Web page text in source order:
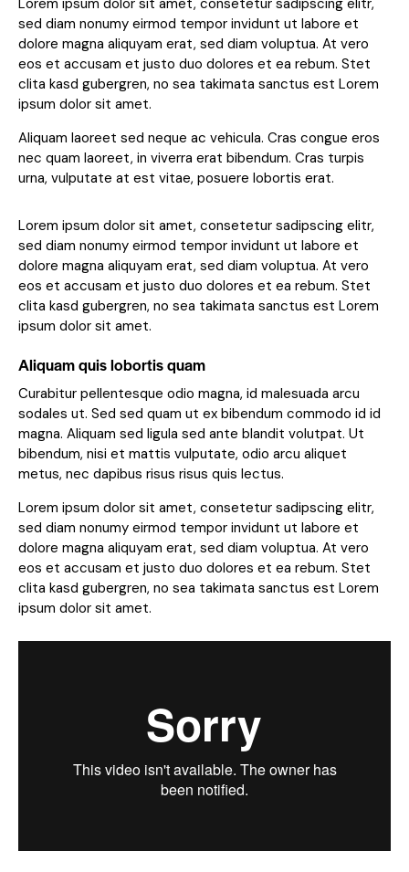
sed diam nonumy eirmod tempor invidunt ut labore et
dolore magna aliquyam erat, sed diam voluptua. At vero
eos et accusam et justo duo dolores et ea rebum. Stet
clita kasd gubergren, no sea takimata sanctus est Lorem
ipsum dolor sit amet.
Aliquam laoreet sed neque ac vehicula. Cras congue eros
nec quam laoreet, in viverra erat bibendum. Cras turpis
urna, vulputate at est vitae, posuere lobortis erat.
Lorem ipsum dolor sit amet, consetetur sadipscing elitr,
sed diam nonumy eirmod tempor invidunt ut labore et
dolore magna aliquyam erat, sed diam voluptua. At vero
eos et accusam et justo duo dolores et ea rebum. Stet
clita kasd gubergren, no sea takimata sanctus est Lorem
ipsum dolor sit amet.
Aliquam quis lobortis quam
Curabitur pellentesque odio magna, id malesuada arcu
sodales ut. Sed sed quam ut ex bibendum commodo id id
magna. Aliquam sed ligula sed ante blandit volutpat. Ut
bibendum, nisi et mattis vulputate, odio arcu aliquet
metus, nec dapibus risus risus quis lectus.
Lorem ipsum dolor sit amet, consetetur sadipscing elitr,
sed diam nonumy eirmod tempor invidunt ut labore et
dolore magna aliquyam erat, sed diam voluptua. At vero
eos et accusam et justo duo dolores et ea rebum. Stet
clita kasd gubergren, no sea takimata sanctus est Lorem
ipsum dolor sit amet.